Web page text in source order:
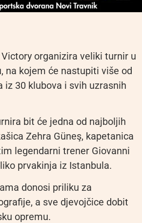
organizira veliki turnir u
na kojem će nastupiti više od
iz 30 klubova i svih uzrasnih
bit će jedna od najboljih
Zehra Güneş, kapetanica
legendarni trener Giovanni
prvakinja iz Istanbula.
donosi priliku za
a sve djevojčice dobit
opremu.